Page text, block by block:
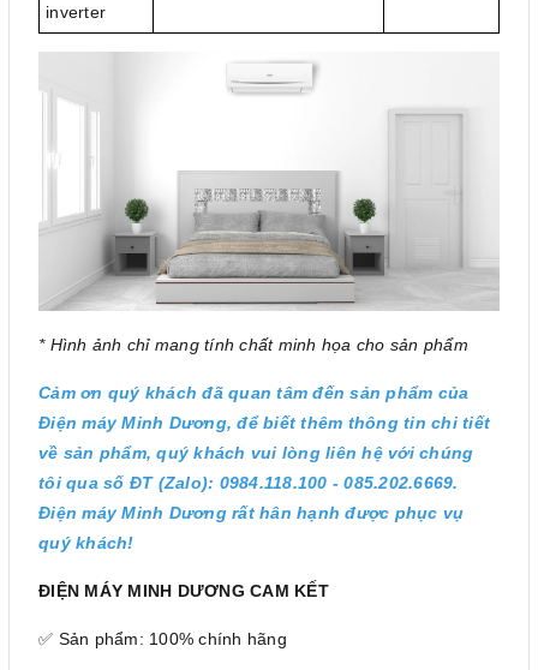
inverter
* Hình ảnh chỉ mang tính chất minh họa cho sản phẩm
Cảm ơn quý khách đã quan tâm đến sản phẩm của
Điện máy Minh Dương, để biết thêm thông tin chi tiết
về sản phẩm, quý khách vui lòng liên hệ với chúng
tôi qua số ĐT (Zalo): 0984.118.100 - 085.202.6669.
Điện máy Minh Dương rất hân hạnh được phục vụ
quý khách!
ĐIỆN MÁY MINH DƯƠNG CAM KẾT
✅ Sản phẩm: 100% chính hãng